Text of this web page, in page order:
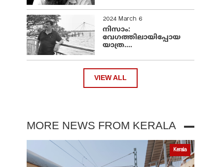
2024 March 6
നിസാം:
വേഗത്തിലായിപ്പോയ
യാത്ര....
VIEW ALL
MORE NEWS FROM KERALA
Kerala